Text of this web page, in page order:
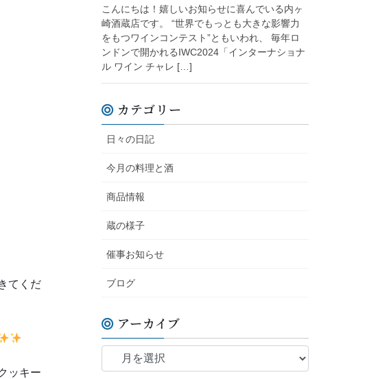
てくだ
ッキー
こんにちは！嬉しいお知らせに喜んでいる内ヶ
崎酒蔵店です。 “世界でもっとも大きな影響力
をもつワインコンテスト”ともいわれ、 毎年ロ
ンドンで開かれるIWC2024「インターナショナ
ル ワイン チャレ […]
カテゴリー
日々の日記
今月の料理と酒
商品情報
蔵の様子
催事お知らせ
ブログ
アーカイブ